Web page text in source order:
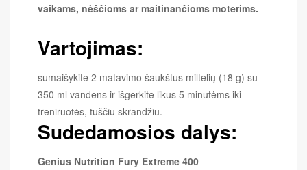
vaikams, nėščioms ar maitinančioms moterims.
Vartojimas:
sumaišykite 2 matavimo šaukštus miltelių (18 g) su
350 ml vandens ir išgerkite likus 5 minutėms iki
treniruotės, tuščiu skrandžiu.
Sudedamosios dalys:
Genius Nutrition Fury Extreme 400